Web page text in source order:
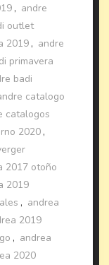
, andre
outlet
2019 , andre
primavera
badi
catalogo
catalogos
2020 ,
2017 otoño
2019
, andrea
2019
, andrea
2020